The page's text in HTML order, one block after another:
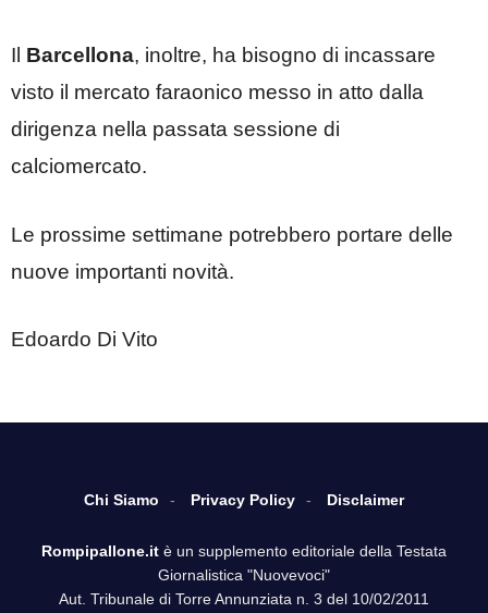
Il Barcellona, inoltre, ha bisogno di incassare
visto il mercato faraonico messo in atto dalla
dirigenza nella passata sessione di
calciomercato.
Le prossime settimane potrebbero portare delle
nuove importanti novità.
Edoardo Di Vito
Chi Siamo Privacy Policy Disclaimer
Rompipallone.it è un supplemento editoriale della Testata
Giornalistica "Nuovevoci"
Aut. Tribunale di Torre Annunziata n. 3 del 10/02/2011